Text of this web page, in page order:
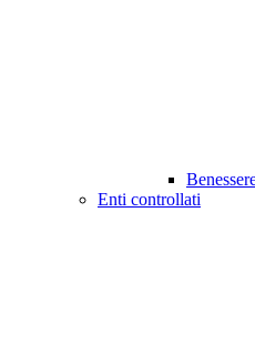
Enti controllati